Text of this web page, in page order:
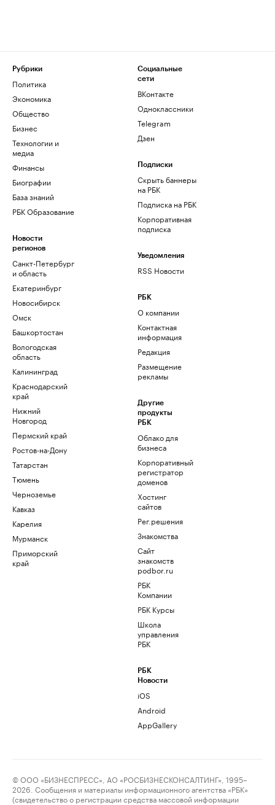
Рубрики
Политика
Экономика
Общество
Бизнес
Технологии и
медиа
Финансы
Биографии
База знаний
РБК Образование
Новости
регионов
Санкт-Петербург
и область
Екатеринбург
Новосибирск
Омск
Башкортостан
Вологодская
область
Калининград
Краснодарский
край
Нижний
Новгород
Пермский край
Ростов-на-Дону
Татарстан
Тюмень
Черноземье
Кавказ
Карелия
Мурманск
Приморский
край
Социальные
сети
ВКонтакте
Одноклассники
Telegram
Дзен
Подписки
Скрыть баннеры
на РБК
Подписка на РБК
Корпоративная
подписка
Уведомления
RSS Новости
РБК
О компании
Контактная
информация
Редакция
Размещение
рекламы
Другие
продукты
РБК
Облако для
бизнеса
Корпоративный
регистратор
доменов
Хостинг
сайтов
Рег.решения
Знакомства
Сайт
знакомств
podbor.ru
РБК
Компании
РБК Курсы
Школа
управления
РБК
РБК
Новости
iOS
Android
AppGallery
© ООО «БИЗНЕСПРЕСС», АО «РОСБИЗНЕСКОНСАЛТИНГ», 1995–
2026. Сообщения и материалы информационного агентства «РБК»
(свидетельство о регистрации средства массовой информации